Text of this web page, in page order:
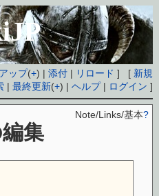
ップ(+) |添付 | リロード ] [ 新規
|最終更新(+) |ヘルプ| ログイン ]
集
Note/Links/基本?